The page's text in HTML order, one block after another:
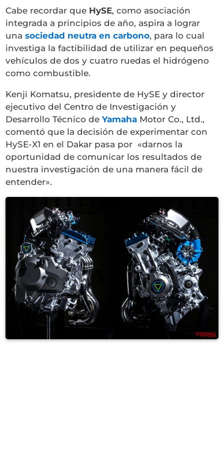
Cabe recordar que HySE, como asociación
integrada a principios de año, aspira a lograr
unasociedad neutra en carbono, para lo cual
investiga la factibilidad de utilizar en pequeños
vehículos de dos y cuatro ruedas el hidrógeno
como combustible.
Kenji Komatsu, presidente de HySE y director
ejecutivo del Centro de Investigación y
Desarrollo Técnico deYamaha Motor Co., Ltd.,
comentó que la decisión de experimentar con
HySE-X1 en el Dakar pasa por «darnos la
oportunidad de comunicar los resultados de
nuestra investigación de una manera fácil de
entender».